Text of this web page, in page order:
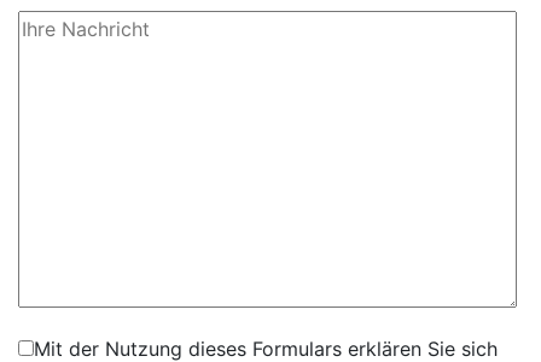
Mit der Nutzung dieses Formulars erklären Sie sich